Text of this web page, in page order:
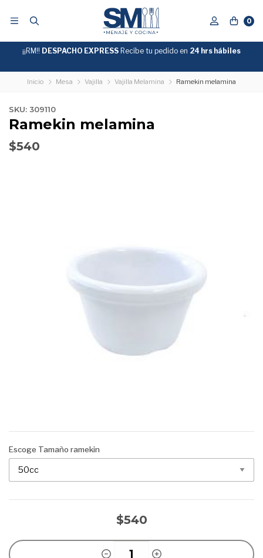
0
GRATIS
SOBRE
¡¡RM!! DESPACHO EXPRESS Recíbe tu pedido en 24 hrs hábiles
Inicio Mesa Vajilla Vajilla Melamina Ramekin melamina
SKU: 309110
Ramekin melamina
$540
Escoge Tamaño ramekin
$540